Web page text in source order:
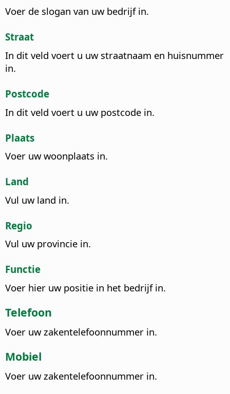
Voer de slogan van uw bedrijf in.
Straat
In dit veld voert u uw straatnaam en huisnummer
in.
Postcode
In dit veld voert u uw postcode in.
Plaats
Voer uw woonplaats in.
Land
Vul uw land in.
Regio
Vul uw provincie in.
Functie
Voer hier uw positie in het bedrijf in.
Telefoon
Voer uw zakentelefoonnummer in.
Mobiel
Voer uw zakentelefoonnummer in.